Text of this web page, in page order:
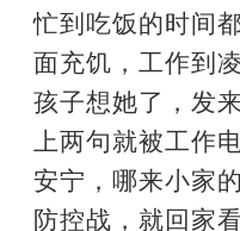
忙到吃饭的时间
面充饥，工作到
孩子想她了，发
上两句就被工作
安宁，哪来小家
防控战，就回家